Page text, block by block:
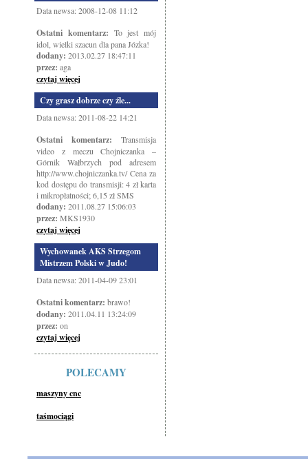
Data newsa: 2008-12-08 11:12
Ostatni komentarz: To jest mój
idol, wielki szacun dla pana Józka!
dodany: 2013.02.27 18:47:11
przez: aga
czytaj więcej
Czy grasz dobrze czy źle...
Data newsa: 2011-08-22 14:21
Ostatni komentarz: Transmisja
video z meczu Chojniczanka –
Górnik Wałbrzych pod adresem
http://www.chojniczanka.tv/ Cena za
kod dostępu do transmisji: 4 zł karta
i mikropłatności; 6,15 zł SMS
dodany: 2011.08.27 15:06:03
przez: MKS1930
czytaj więcej
Wychowanek AKS Strzegom
Mistrzem Polski w Judo!
Data newsa: 2011-04-09 23:01
Ostatni komentarz: brawo!
dodany: 2011.04.11 13:24:09
przez: on
czytaj więcej
POLECAMY
maszyny cnc
taśmociągi